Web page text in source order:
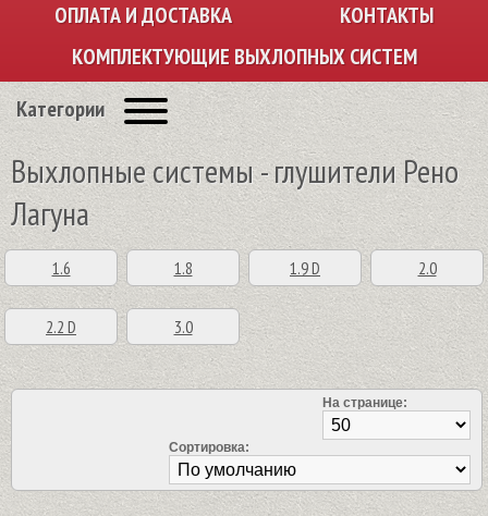
ОПЛАТА И ДОСТАВКА
КОНТАКТЫ
КОМПЛЕКТУЮЩИЕ ВЫХЛОПНЫХ СИСТЕМ
Категории
Выхлопные системы - глушители Рено
Лагуна
1.6 1.8 1.9 D 2.0
2.2 D 3.0
На странице:
Сортировка: